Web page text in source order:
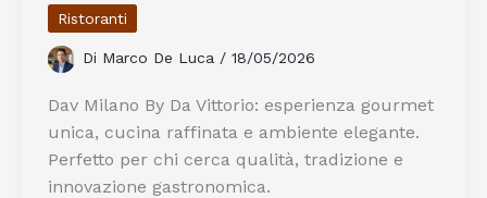
Farla
Tornare
Chiara
Ristoranti
Di Marco De Luca / 18/05/2026
Dav Milano By Da Vittorio: esperienza gourmet
unica, cucina raffinata e ambiente elegante.
Perfetto per chi cerca qualità, tradizione e
innovazione gastronomica.